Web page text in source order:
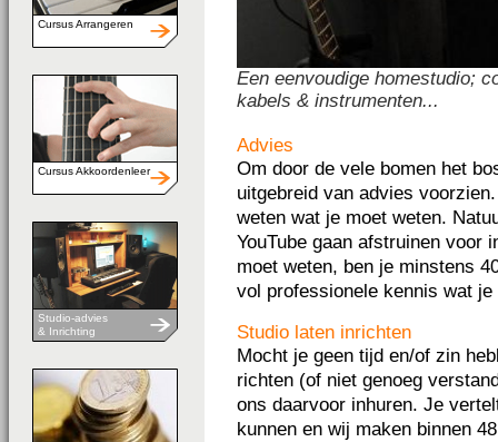
Cursus Arrangeren
Cursus Akkoordenleer
Studio-advies
& Inrichting
Een eenvoudige homestudio;
kabels & instrumenten...
Advies
Om door de vele bomen het
uitgebreid van advies
weten wat je moet weten.
YouTube gaan afstruinen voor
moet weten, ben je minstens
vol professionele kennis wat
Studio laten inrichten
Mocht je geen tijd en/of zin
richten (of niet genoeg
ons daarvoor inhuren. Je
kunnen en wij maken binnen